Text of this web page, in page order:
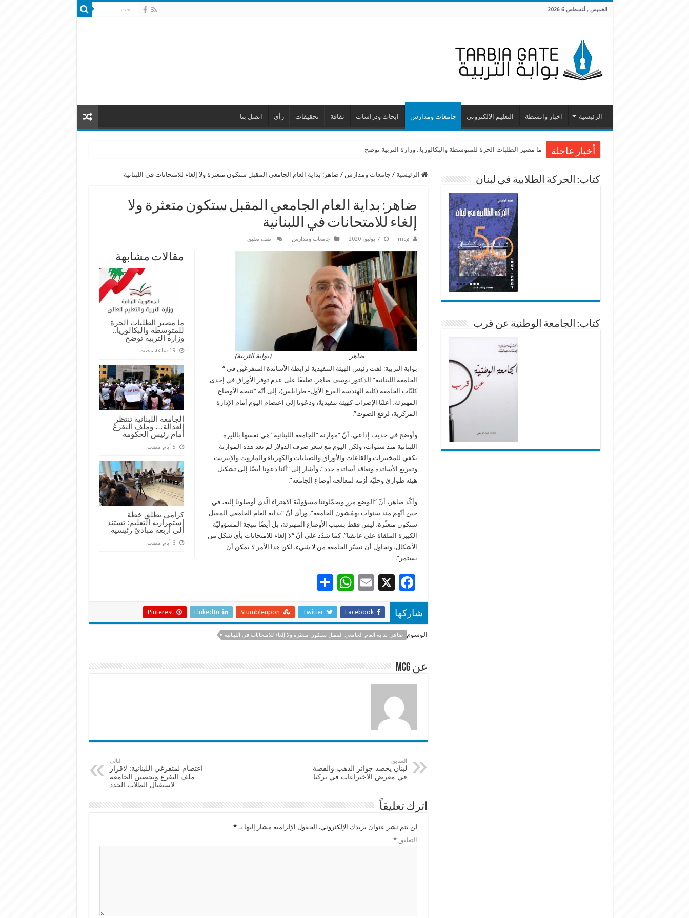
الخميس , أغسطس 6 2026
الرئيسية اخبار وانشطة التعليم الالكتروني جامعات ومدارس ابحاث ودراسات ثقافة تحقيقات رأي اتصل بنا
أخبار عاجلة ما مصير الطلبات الحرة للمتوسطة والبكالوريا.. وزارة التربية توضح
ليفرح الأطفالُ بحكاية نجاة بيروت من الانفجار
الرئيسية / جامعات ومدارس / ضاهر: بداية العام الجامعي المقبل ستكون متعثرة ولا إلغاء للامتحانات في اللبنانية
ضاهر: بداية العام الجامعي المقبل ستكون متعثرة ولا
إلغاء للامتحانات في اللبنانية
mcg 7 يوليو، 2020 جامعات ومدارس اضف تعليق
مقالات مشابهة
ما مصير الطلبات الحرة
للمتوسطة والبكالوريا..
وزارة التربية توضح
‏19 ساعة مضت
الجامعة اللبنانية تنتظر
العدالة… وملف التفرغ
أمام رئيس الحكومة
‏5 أيام مضت
كرامي تطلق خطة
إستمرارية التعليم: تستند
إلى أربعة مبادئ رئيسية
‏6 أيام مضت
ضاهر (بوابة التربية)
بوابة التربية: لفت رئيس الهيئة التنفيذية لرابطة الأساتذة المتفرغين في “​
الجامعة اللبنانية​” الدكتور ​يوسف ضاهر​، تعليقًا على عدم توفر الأوراق في إحدى
كليّات الجامعة (كلية الهندسة الفرع الأول- طرابلس)، إلى أنّه “نتيجة الأوضاع
المهترئة، أعلنّا الإضراب كهيئة تنفيذيةّ، ودعَونا إلى ​اعتصام​ اليوم أمام الإدارة
المركزية، لرفع الصوت”.
وأوضح في حديث إذاعي، أنّ “موازنة “الجامعة اللبنانية” هي نفسها بالليرة
اللبنانية​ منذ سنوات، ولكن اليوم مع سعر صرف ​الدولار​ لم تعد هذه ​الموازنة​
تكفي للمختبرات والقاعات والأوراق والصيانات و​الكهرباء​ و​المازوت​ و​الإنترنت​
وتفريغ الأساتذة وتعاقد أساتذة جدد”. وأشار إلى “أنّنا دعونا أيضًا إلى تشكيل
هيئة طوارئ وخليّة أزمة لمعالجة أوضاع الجامعة”.
وأكّد ضاهر، أنّ “الوضع مزرٍ ويحمّلوننا مسؤوليّة الاهتراء الّذي أوصلونا إليه، في
حين أنّهم منذ سنوات يهمّشون الجامعة”. ورأى أنّ “بداية العام الجامعي المقبل
ستكون متعثّرة، ليس فقط بسبب الأوضاع المهترئة، بل أيضًا نتيجة المسؤوليّة
الكبيرة الملقاة على عاتقنا”. كما شدّد على أنّ “لا إلغاء للامتحانات بأي شكل من
الأشكال، ونحاول أن نسيّر الجامعة من لا شيء، لكن هذا الأمر لا يمكن أن
يستمر”.
F
ac
e
b
o
k
X
E
ai
l
W
at
sA
p
ar
e
شاركها Facebook
Twitter
Stumbleupon
LinkedIn
Pinterest
الوسوم ضاهر: بداية العام الجامعي المقبل ستكون متعثرة ولا إلغاء للامتحانات في اللبنانية
عن mcg
السابق
لبنان يحصد جوائز الذهب والفضة
في معرض الاختراعات في تركيا
التالي
اعتصام لمتفرغي اللبنانية: لاقرار
ملف التفرغ وتحصين الجامعة
لاستقبال الطلاب الجدد
اترك تعليقاً
لن يتم نشر عنوان بريدك الإلكتروني. الحقول الإلزامية مشار إليها بـ*
التعليق*
كتاب: الحركة الطلابية في لبنان
كتاب: الجامعة الوطنية عن قرب